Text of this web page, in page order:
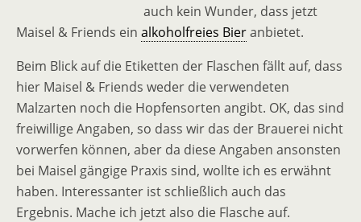
auch kein Wunder, dass jetzt
Maisel & Friends ein alkoholfreies Bieranbietet.
Beim Blick auf die Etiketten der Flaschen fällt auf, dass
hier Maisel & Friends weder die verwendeten
Malzarten noch die Hopfensorten angibt. OK, das sind
freiwillige Angaben, so dass wir das der Brauerei nicht
vorwerfen können, aber da diese Angaben ansonsten
bei Maisel gängige Praxis sind, wollte ich es erwähnt
haben. Interessanter ist schließlich auch das
Ergebnis. Mache ich jetzt also die Flasche auf.